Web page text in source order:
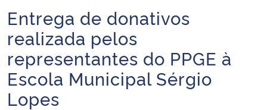
Ministério da Infraestrutura
Ministério da Agricultura, Pecuária e Abastecimento
Ministério da Educação
Ministério da Cidadania
Início do conteúdo
Entrega de donativos
realizada pelos
representantes do PPGE à
Escola Municipal Sérgio
Lopes